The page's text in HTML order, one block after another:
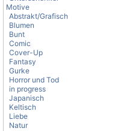
Motive
Abstrakt/Grafisch
Blumen
Bunt
Comic
Cover-Up
Fantasy
Gurke
Horror und Tod
in progress
Japanisch
Keltisch
Liebe
Natur